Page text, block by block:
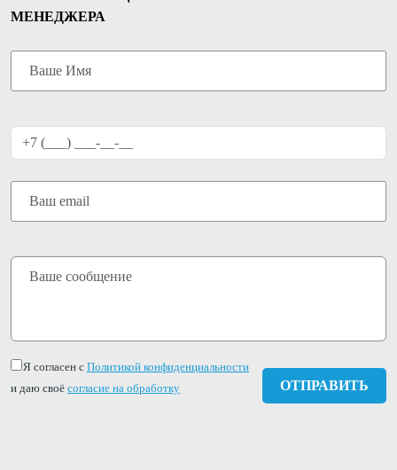
МЕНЕДЖЕРА
Я согласен с Политикой конфиденциальности
и даю своё согласие на обработку